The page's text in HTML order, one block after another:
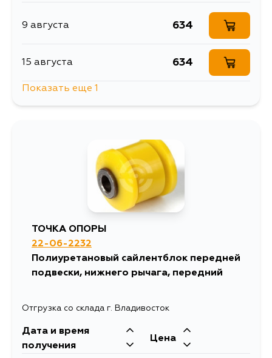
9 августа 634
15 августа 634
Показать еще 1
ТОЧКА ОПОРЫ
22-06-2232
Полиуретановый сайлентблок передней
подвески, нижнего рычага, передний
Отгрузка со склада г. Владивосток
Дата и время
получения
Цена